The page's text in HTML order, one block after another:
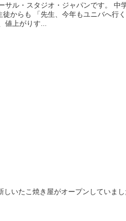
サル・スタジオ・ジャパンです。 中
からも 「先生、今年もユニバへ行
値上がりす...
しいたこ焼き屋がオープンしていまし